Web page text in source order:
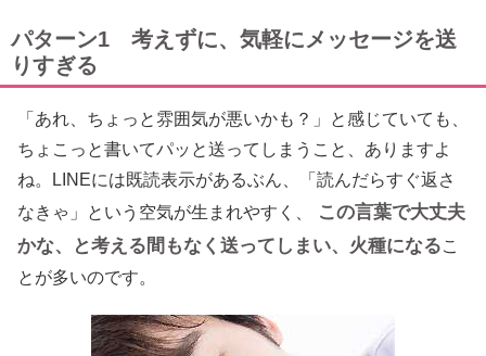
パターン1 考えずに、気軽にメッセージを送
りすぎる
「あれ、ちょっと雰囲気が悪いかも？」と感じていても、
ちょこっと書いてパッと送ってしまうこと、ありますよ
ね。LINEには既読表示があるぶん、「読んだらすぐ返さ
なきゃ」という空気が生まれやすく、
この言葉で大丈夫
かな、と考える間もなく送ってしまい、火種になるこ
とが多いのです。